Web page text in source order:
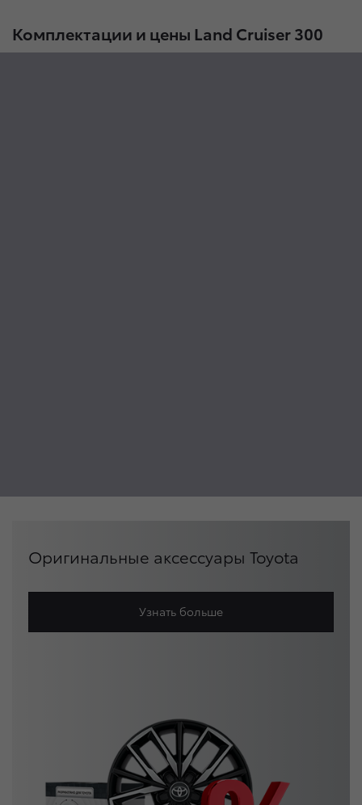
Комплектации и цены Land Cruiser 300
Оригинальные аксессуары Toyota
Узнать больше